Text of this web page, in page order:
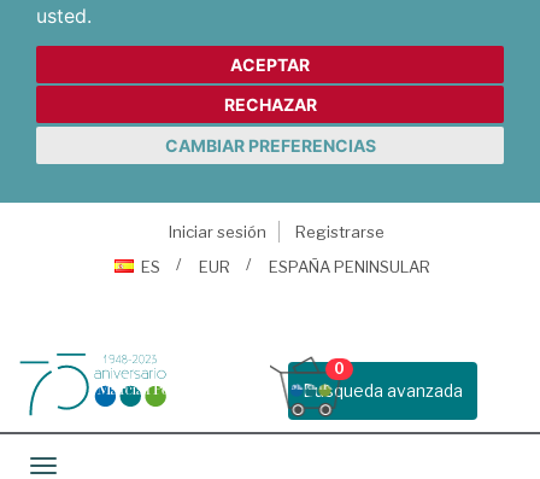
usted.
ACEPTAR
RECHAZAR
CAMBIAR PREFERENCIAS
Iniciar sesión
Registrarse
ES
EUR ESPAÑA PENINSULAR
Busqueda avanzada
0
Toggle navigation